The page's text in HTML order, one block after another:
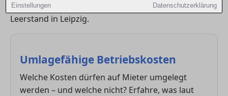
Einstellungen Datenschutzerklärung
Aspekte bei Modernisierung und Abgaben bei
Leerstand in Leipzig.
Umlagefähige Betriebskosten
Welche Kosten dürfen auf Mieter umgelegt
werden – und welche nicht? Erfahre, was laut